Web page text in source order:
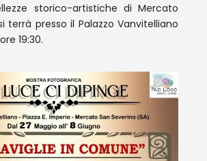
storico-artistiche di Mercato
terrà presso il Palazzo Vanvitelliano
19:30.